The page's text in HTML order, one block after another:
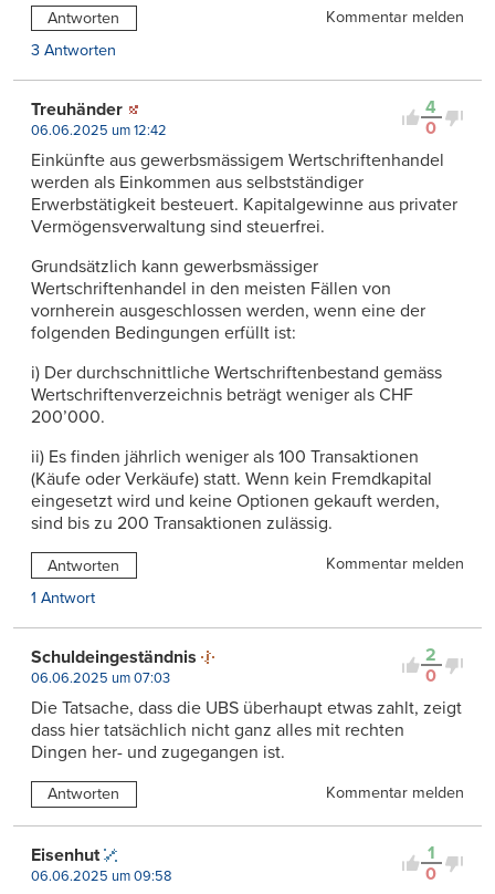
Antworten
Kommentar melden
3 Antworten
4
0
Treuhänder
06.06.2025 um 12:42
Einkünfte aus gewerbsmässigem Wertschriftenhandel
werden als Einkommen aus selbstständiger
Erwerbstätigkeit besteuert. Kapitalgewinne aus privater
Vermögensverwaltung sind steuerfrei.
Grundsätzlich kann gewerbsmässiger
Wertschriftenhandel in den meisten Fällen von
vornherein ausgeschlossen werden, wenn eine der
folgenden Bedingungen erfüllt ist:
i) Der durchschnittliche Wertschriftenbestand gemäss
Wertschriftenverzeichnis beträgt weniger als CHF
200’000.
ii) Es finden jährlich weniger als 100 Transaktionen
(Käufe oder Verkäufe) statt. Wenn kein Fremdkapital
eingesetzt wird und keine Optionen gekauft werden,
sind bis zu 200 Transaktionen zulässig.
Antworten
Kommentar melden
1 Antwort
2
0
Schuldeingeständnis
06.06.2025 um 07:03
Die Tatsache, dass die UBS überhaupt etwas zahlt, zeigt
dass hier tatsächlich nicht ganz alles mit rechten
Dingen her- und zugegangen ist.
Antworten Kommentar melden
1
0
Eisenhut
06.06.2025 um 09:58